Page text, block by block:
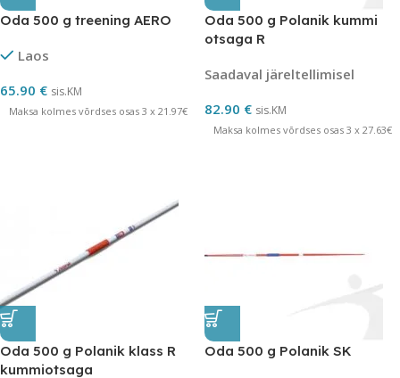
Oda 500 g treening AERO
Laos
65.90 € sis.KM
Maksa kolmes võrdses osas 3 x 21.97€
Oda 500 g Polanik kummi
otsaga R
Saadaval järeltellimisel
82.90 € sis.KM
Maksa kolmes võrdses osas 3 x 27.63€
Oda 500 g Polanik klass R
kummiotsaga
Oda 500 g Polanik SK